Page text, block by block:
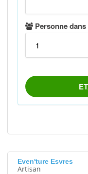
Even'ture Esvres
Artisan